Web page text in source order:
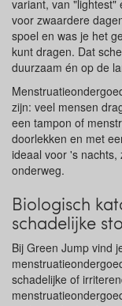
variant, van "lightest"
voor zwaardere
spoel en was je het
kunt dragen. Dat
duurzaam én op de
zijn: veel mensen
een tampon of
doorlekken en met
ideaal voor 's
onderweg.
Biologisch
schadelijke
Bij Green Jump vind
schadelijke of